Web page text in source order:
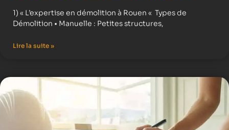
1) « L’expertise en démolition à Rouen « Types de
Démolition • Manuelle : Petites structures,
Lire la suite »